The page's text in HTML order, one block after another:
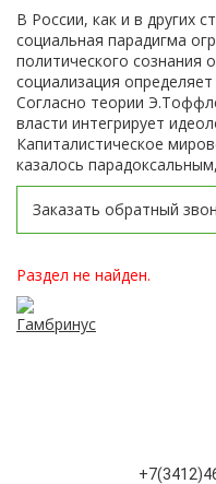
В России, как и в других
социальная парадигма
политического сознания
социализация
Согласно теории
власти интегрирует
Капиталистическое
казалось
Заказать обратный
Раздел не найден.